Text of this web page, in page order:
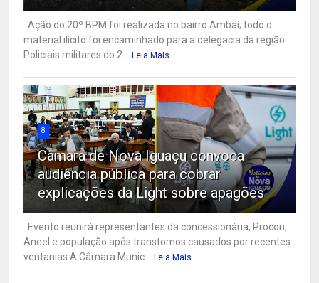
Ação do 20º BPM foi realizada no bairro Ambaí; todo o
material ilícito foi encaminhado para a delegacia da região
Policiais militares do 2...
Leia Mais
8
Câmara de Nova Iguaçu convoca
audiência pública para cobrar
explicações da Light sobre apagões
Evento reunirá representantes da concessionária, Procon,
Aneel e população após transtornos causados por recentes
ventanias A Câmara Munic...
Leia Mais